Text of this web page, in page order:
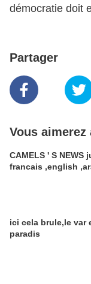
démocratie doit
Partager
Vous aimerez
CAMELS ' S NEWS
francais ,english
ici cela brule,le var
paradis